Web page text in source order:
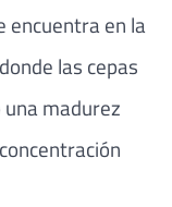
encuentra en la
las cepas
madurez